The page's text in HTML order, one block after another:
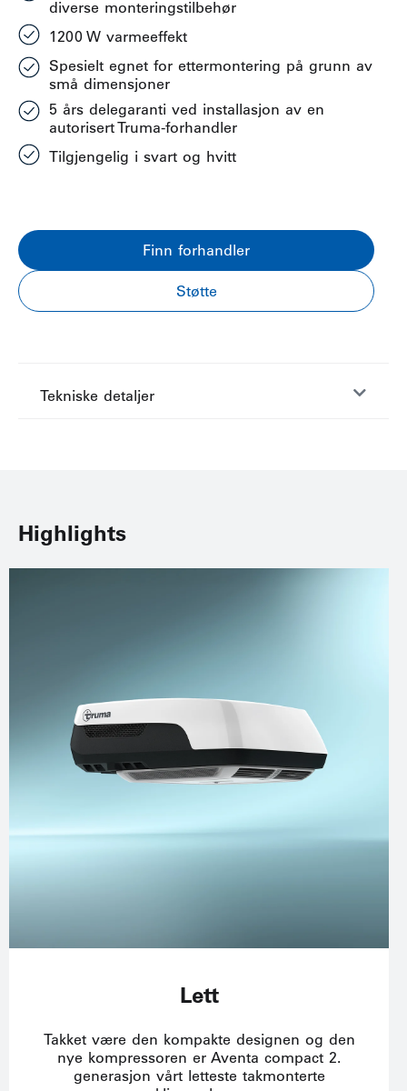
diverse monteringstilbehør
1200 W varmeeffekt
Spesielt egnet for ettermontering på grunn av
små dimensjoner
5 års delegaranti ved installasjon av en
autorisert Truma-forhandler
Tilgjengelig i svart og hvitt
Finn forhandler
Støtte
Tekniske detaljer
Highlights
Lett
Takket være den kompakte designen og den
nye kompressoren er Aventa compact 2.
generasjon vårt letteste takmonterte